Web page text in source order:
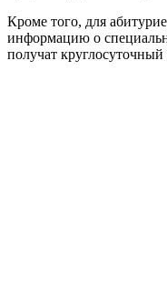
Кроме того, для
информацию о
получат